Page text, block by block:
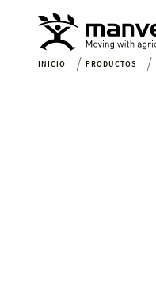
INICIO PRODUCTOS